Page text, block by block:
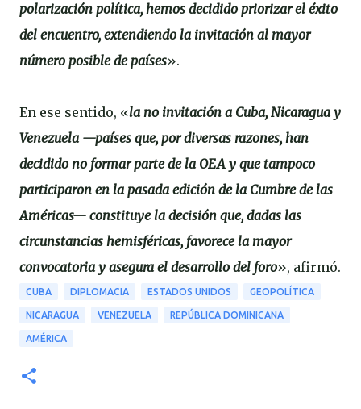
polarización política, hemos decidido priorizar el éxito
del encuentro, extendiendo la invitación al mayor
número posible de países».
En ese sentido, «la no invitación a Cuba, Nicaragua y
Venezuela —países que, por diversas razones, han
decidido no formar parte de la OEA y que tampoco
participaron en la pasada edición de la Cumbre de las
Américas— constituye la decisión que, dadas las
circunstancias hemisféricas, favorece la mayor
convocatoria y asegura el desarrollo del foro», afirmó.
CUBA DIPLOMACIA ESTADOS UNIDOS GEOPOLÍTICA
NICARAGUA VENEZUELA REPÚBLICA DOMINICANA
AMÉRICA